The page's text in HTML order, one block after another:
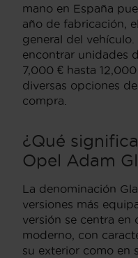
mano en España
año de fabricación,
general del
encontrar unidades
7,000 € hasta
diversas opciones
compra.
¿Qué
Opel Adam
La denominación
versiones más
versión se centra en
moderno, con
su exterior como en